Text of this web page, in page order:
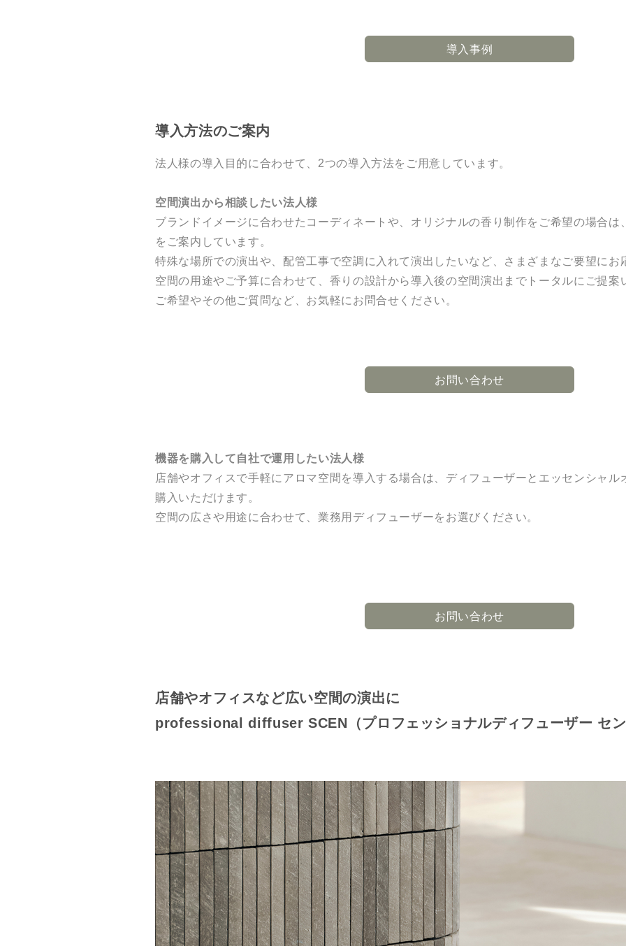
導入事例
導入方法のご案内
法人様の導入目的に合わせて、2つの導入方法をご用意しています。
空間演出から相談したい法人様
ブランドイメージに合わせたコーディネートや、オリジナルの香り制作をご希望の場合は
をご案内しています。
特殊な場所での演出や、配管工事で空調に入れて演出したいなど、さまざまなご要望にお
空間の用途やご予算に合わせて、香りの設計から導入後の空間演出までトータルにご提案
ご希望やその他ご質問など、お気軽にお問合せください。
お問い合わせ
機器を購入して自社で運用したい法人様
店舗やオフィスで手軽にアロマ空間を導入する場合は、ディフューザーとエッセンシャル
購入いただけます。
空間の広さや用途に合わせて、業務用ディフューザーをお選びください。
お問い合わせ
店舗やオフィスなど広い空間の演出に
professional diffuser SCEN（プロフェッショナルディフューザー セン